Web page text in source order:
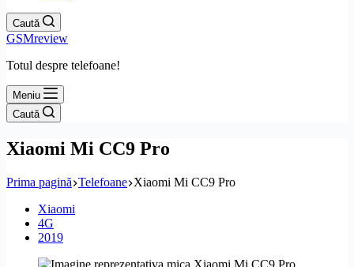
Caută
GSMreview
Totul despre telefoane!
Meniu
Caută
Xiaomi Mi CC9 Pro
Prima pagină Telefoane Xiaomi Mi CC9 Pro
Xiaomi
4G
2019